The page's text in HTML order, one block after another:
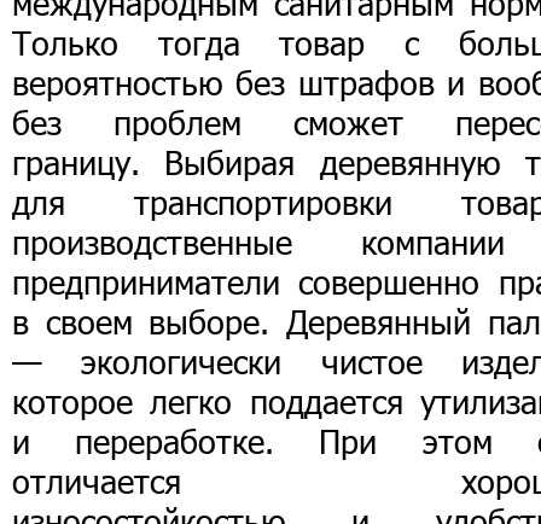
Только тогда товар с
вероятностью без штрафов и
без проблем сможет
границу. Выбирая деревянную
для транспортировки
производственные
предприниматели совершенно
в своем выборе. Деревянный
— экологически чистое
которое легко поддается
и переработке. При этом
отличается